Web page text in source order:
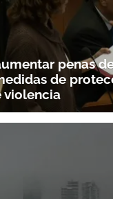
penas
de
violencia